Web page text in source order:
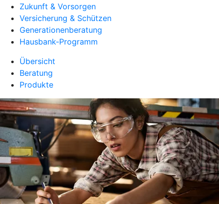
Zukunft & Vorsorgen
Versicherung & Schützen
Generationenberatung
Hausbank-Programm
Übersicht
Beratung
Produkte